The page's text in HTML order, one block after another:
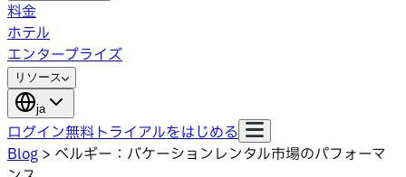
料金
ホテル
エンタープライズ
リソース
ja
ログイン無料トライアルをはじめる
Blog > ベルギー：バケーションレンタル市場のパフォーマ